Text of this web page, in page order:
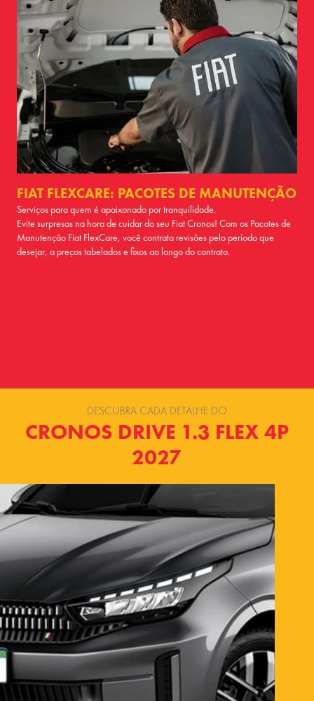
FIAT FLEXCARE: PACOTES DE MANUTENÇÃO
Serviços para quem é apaixonado por tranquilidade.
Evite surpresas na hora de cuidar do seu Fiat Cronos! Com os Pacotes de
Manutenção Fiat FlexCare, você contrata revisões pelo período que
desejar, a preços tabelados e fixos ao longo do contrato.
DESCUBRA CADA DETALHE DO
CRONOS DRIVE 1.3 FLEX 4P
2027